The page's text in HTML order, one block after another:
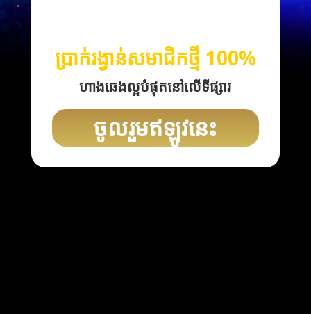
ប្រាក់រង្វាន់សមាជិកថ្មី 100%
ហាងឆេងល្អបំផុតនៅលើទីផ្សារ
ចូលរួមឥឡូវនេះ